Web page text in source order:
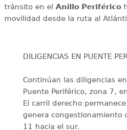
tránsito en el Anillo Periférico
movilidad desde la ruta al
DILIGENCIAS EN PUENTE
Continúan las diligencias
Puente Periférico, zona 7,
El carril derecho
genera congestionamiento
11 hacia el sur.